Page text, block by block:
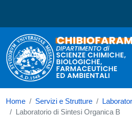
Dipartimento di
Home Servizi e Strutture
Laboratorio di Sintesi Organica B